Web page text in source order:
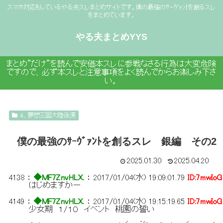
スマホ対応もしているやる夫スレまとめサイトです。僕の最強のｻｰｳﾞｧﾝﾄを創るスレ
をまとめています。
やる夫まとめYYS
まとめ”だけ”を読んで安価本スレに参戦なさる行為は大変危険
ですので、必ず本スレと注意事項をよく読んでからお楽しみ下さ
い。
４、夢想三国大陸後漢
僕の最強のｻｰｳﾞｧﾝﾄを創るスレ 銀編 その2
2025.01.30 2025.04.20
4138 ：◆MF7ZnvHLX. ：2017/01/04(水) 19:09:01.79
はじめますかー
4149 ：◆MF7ZnvHLX. ：2017/01/04(水) 19:15:19.65
少女期 １/１０ イベント 桃園の誓い